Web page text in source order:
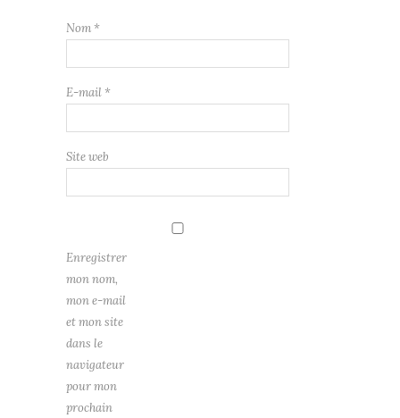
Nom *
E-mail *
Site web
Enregistrer
mon nom,
mon e-mail
et mon site
dans le
navigateur
pour mon
prochain